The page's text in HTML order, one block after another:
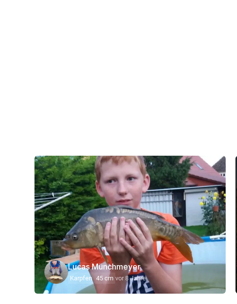
Lucas Münchmeyer
Karpfen 45 cm vor 8 Jahre